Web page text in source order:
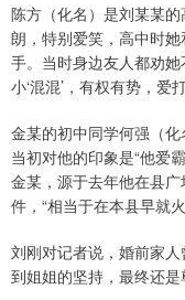
陈方（化名）是刘某某
朗，特别爱笑，高中时
手。当时身边友人都劝
小‘混混’，有权有势，爱
金某的初中同学何强（
当初对他的印象是“他爱
金某，源于去年他在县
件，“相当于在本县早就火
刘刚对记者说，婚前家
到姐姐的坚持，最终还是